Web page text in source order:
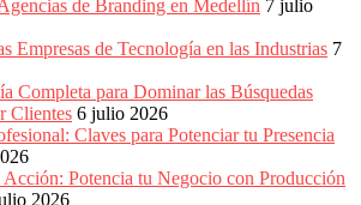
de Branding en Medellín 7 julio
Empresas de Tecnología en las Industrias 7
Completa para Dominar las Búsquedas
Clientes 6 julio 2026
Claves para Potenciar tu Presencia
Acción: Potencia tu Negocio con Producción
2026